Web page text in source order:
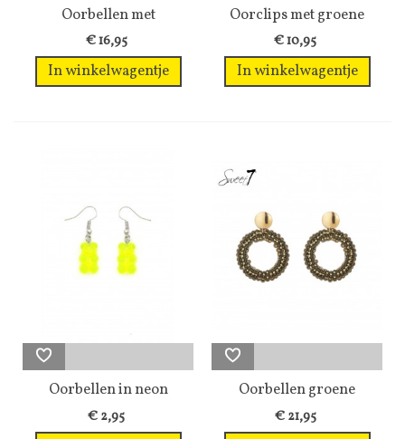
Oorbellen met
turquoise...
€ 16,95
In winkelwagentje
Oorclips met groene
inleg en een...
€ 10,95
In winkelwagentje
Oorbellen in neon
groen beren
€ 2,95
Oorbellen groene
kralen en...
€ 21,95